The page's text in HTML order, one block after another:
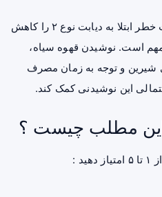
مصرف متعادل قهوه ممکن است خطر ابتلا به دیابت نوع ۲ را کاهش
است. نوشیدن قهوه سیاه،
شیرین و توجه به زمان مصرف
این نوشیدنی کمک کند.
مطلب چیست ؟
: